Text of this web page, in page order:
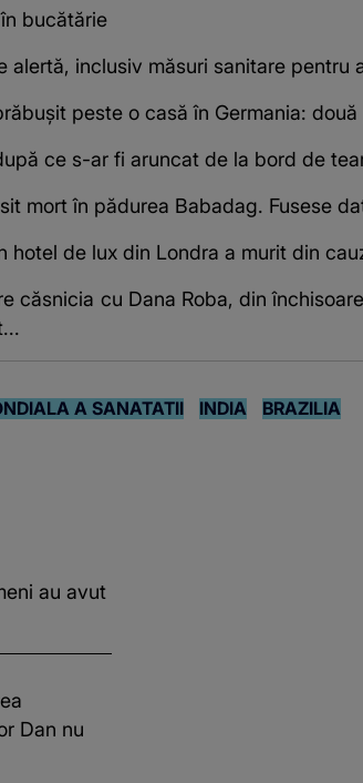
bucătărie
alertă, inclusiv măsuri sanitare pentru
peste o casă în Germania:
ce s-ar fi aruncat de la bord de
mort în pădurea Babadag. Fusese
de lux din Londra a murit din
căsnicia cu Dana Roba, din
A SANATATII INDIA BRAZILIA
au avut
Dan nu